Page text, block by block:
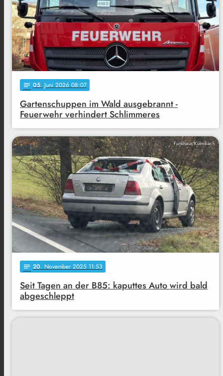
notes 05. Juni 2026 08:07
Gartenschuppen im Wald ausgebrannt -
Feuerwehr verhindert Schlimmeres
Funkhaus Kulmbach
notes 20. November 2025 11:53
Seit Tagen an der B85: kaputtes Auto wird bald
abgeschleppt